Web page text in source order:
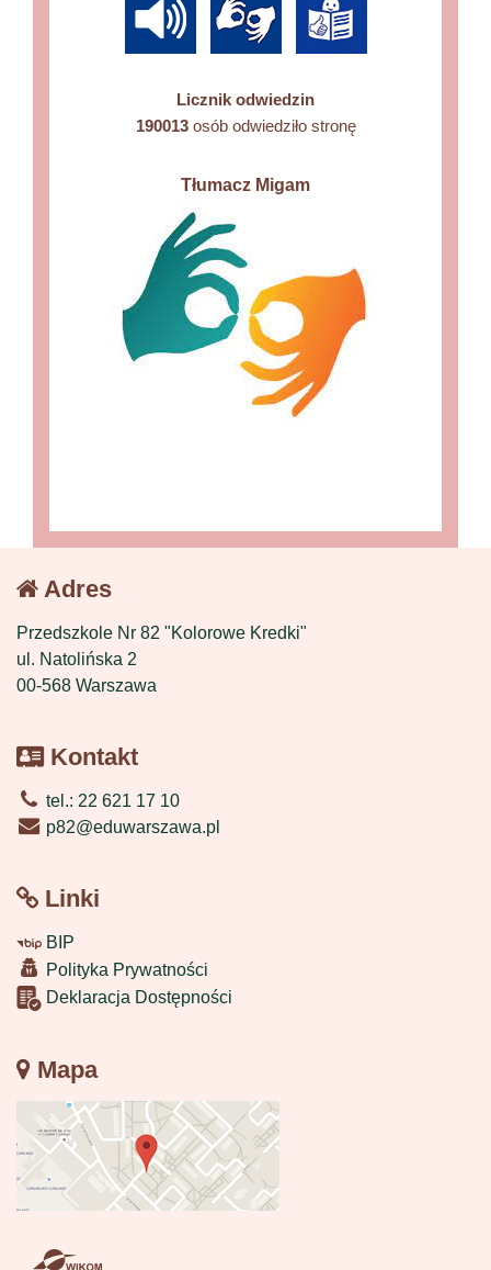
Licznik odwiedzin
190013osób odwiedziło stronę
Tłumacz Migam
Adres
Przedszkole Nr 82 "Kolorowe Kredki"
ul. Natolińska 2
00-568 Warszawa
Kontakt
tel.: 22 621 17 10
p82@eduwarszawa.pl
Linki
BIP
Polityka Prywatności
Deklaracja Dostępności
Mapa